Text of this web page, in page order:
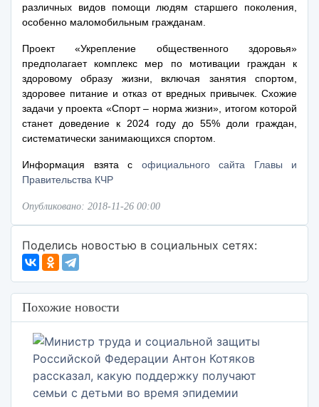
различных видов помощи людям старшего поколения,
особенно маломобильным гражданам.
Проект «Укрепление общественного здоровья»
предполагает комплекс мер по мотивации граждан к
здоровому образу жизни, включая занятия спортом,
здоровее питание и отказ от вредных привычек. Схожие
задачи у проекта «Спорт – норма жизни», итогом которой
станет доведение к 2024 году до 55% доли граждан,
систематически занимающихся спортом.
Информация взята с официального сайта Главы и
Правительства КЧР
Опубликовано: 2018-11-26 00:00
Поделись новостью в социальных сетях:
Похожие новости